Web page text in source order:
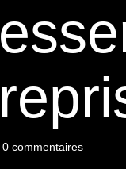
0 commentaires